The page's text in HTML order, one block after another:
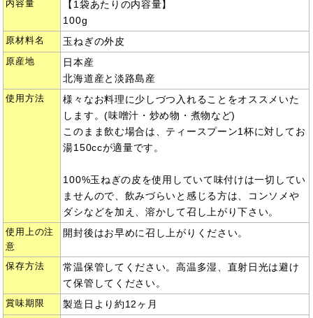
内容量
【1袋あたりの内容量】
100g
原材料名 玉ねぎの外皮
原産地
日本産
北海道産と淡路島産
使用方法
様々なお料理に少しづつ入れることをオススメいた
します。(味噌汁・炒め物・煮物など)
このまま飲む場合は、ティースプーン1杯に対してお
湯150ccが適量です。
100%玉ねぎの皮を使用していて味付けは一切してい
ませんので、飲みづらいと感じる方は、コンソメや
ダシなどを加え、溶かして召し上がり下さい。
使用上の注
意
開封後はお早めに召し上がりください。
保存方法
常温保管してください。高温多湿、直射日光は避け
て保管してください。
賞味期限 製造日より約12ヶ月